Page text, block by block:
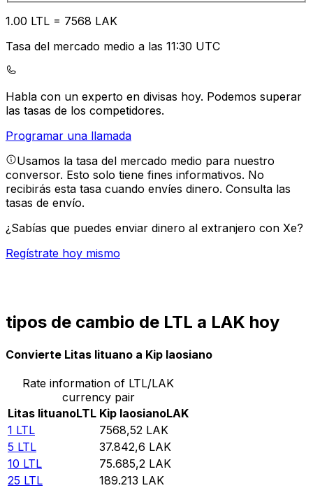
1.00 LTL = 7568 LAK
Tasa del mercado medio a las 11:30 UTC
Habla con un experto en divisas hoy. Podemos superar
las tasas de los competidores.
Programar una llamada
Usamos la tasa del mercado medio para nuestro
conversor. Esto solo tiene fines informativos. No
recibirás esta tasa cuando envíes dinero. Consulta las
tasas de envío.
¿Sabías que puedes enviar dinero al extranjero con Xe?
Regístrate hoy mismo
tipos de cambio de LTL a LAK hoy
Convierte Litas lituano a Kip laosiano
Rate information of LTL/LAK
currency pair
Litas lituanoLTL Kip laosianoLAK
1 LTL 7568,52 LAK
5 LTL 37.842,6 LAK
10 LTL 75.685,2 LAK
25 LTL 189.213 LAK